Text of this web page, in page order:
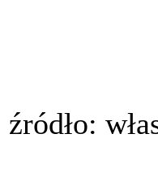
źródło: